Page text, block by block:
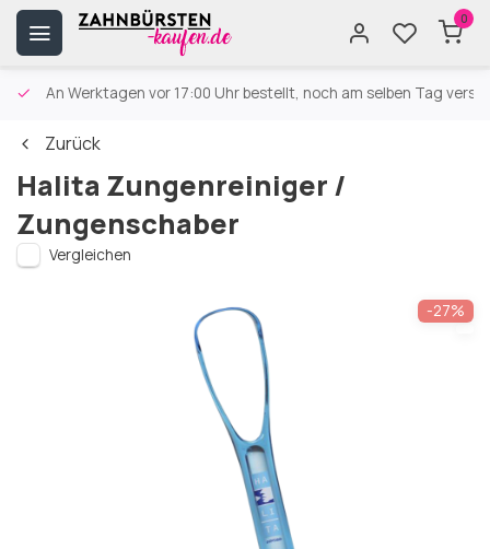
0
An Werktagen vor 17:00 Uhr bestellt, noch am selben Tag
Zurück
Halita Zungenreiniger /
Zungenschaber
Vergleichen
-27%